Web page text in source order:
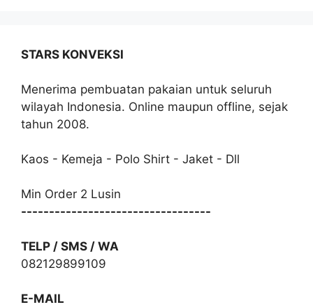
STARS KONVEKSI
Menerima pembuatan pakaian untuk seluruh
wilayah Indonesia. Online maupun offline, sejak
tahun 2008.
Kaos - Kemeja - Polo Shirt - Jaket - Dll
Min Order 2 Lusin
----------------------------------
TELP / SMS / WA
082129899109
E-MAIL